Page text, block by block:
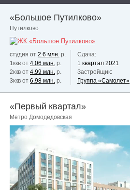
«Большое Путилково»
Путилково
студия от 2.6 млн. р.
1ккв от 4.06 млн. р.
2ккв от 4.99 млн. р.
3ккв от 6.98 млн. р.
Сдача:
1 квартал 2021
Застройщик:
Группа «Самолет»
«Первый квартал»
Метро Домодедовская